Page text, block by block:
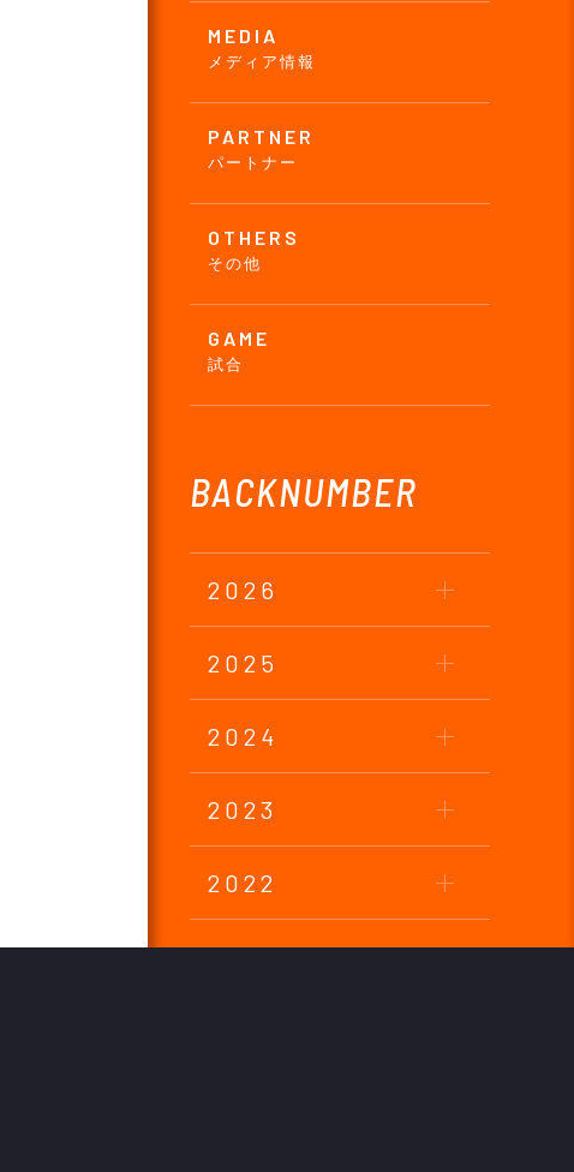
MEDIA
メディア情報
PARTNER
パートナー
OTHERS
その他
GAME
試合
BACKNUMBER
2026
2025
2024
2023
2022
2021